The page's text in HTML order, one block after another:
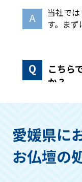
当社で
す。まず
こちら
か？
手続き
入れく
愛媛県に
お仏壇の